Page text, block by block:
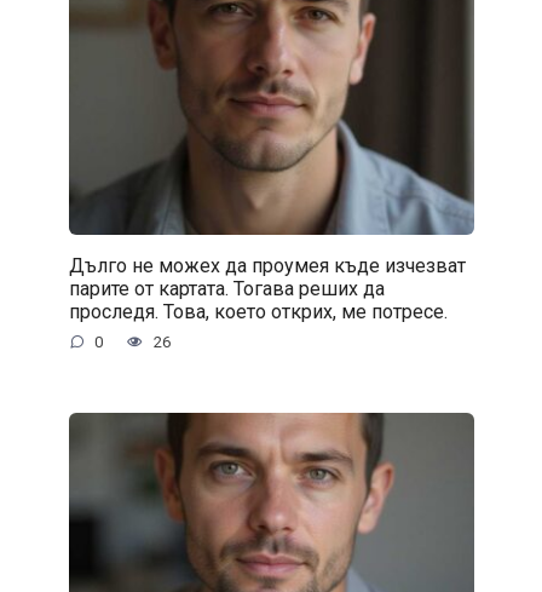
Дълго не можех да проумея къде изчезват
парите от картата. Тогава реших да
проследя. Това, което открих, ме потресе.
0 26